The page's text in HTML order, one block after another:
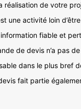
réalisation de votre
une activité loin
fiable et
de devis n’a pas
dans le plus bref
fait partie